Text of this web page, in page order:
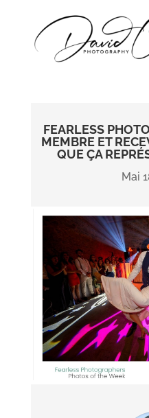
FEARLESS
MEMBRE ET
QUE ÇA
Mai